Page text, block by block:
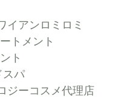
イアンロミロミ
トメント
ト
スパ
ジーコスメ代理店